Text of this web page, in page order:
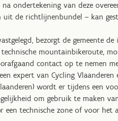
na ondertekening van deze
de richtlijnenbundel – kan
bezorgt de gemeente
mountainbikeroute,
contact op te nemen
expert van Cycling
wordt er tijdens een
om gebruik te maken
technische zone of voor het